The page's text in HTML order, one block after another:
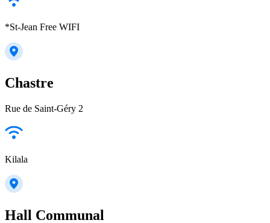
*St-Jean Free WIFI
Chastre
Rue de Saint-Géry 2
Kilala
Hall Communal